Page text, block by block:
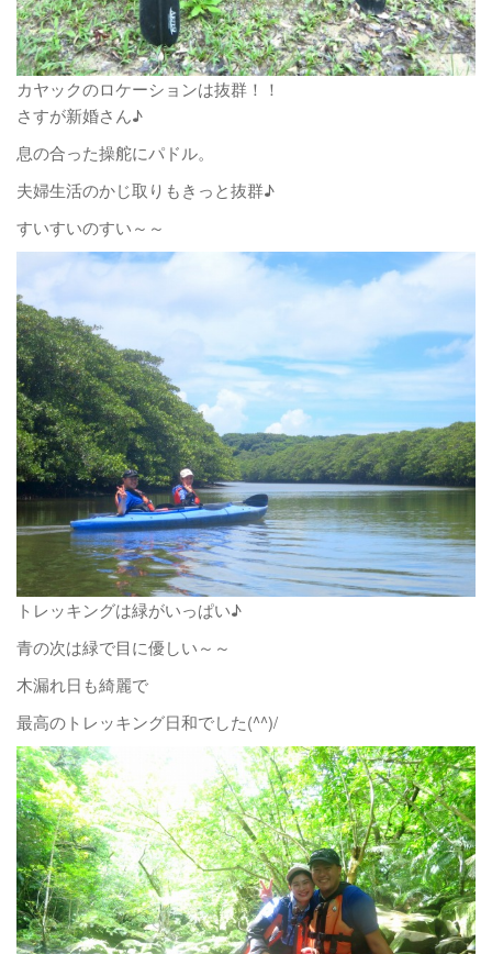
カヤックのロケーションは抜群！！
さすが新婚さん♪
息の合った操舵にパドル。
夫婦生活のかじ取りもきっと抜群♪
すいすいのすい～～
トレッキングは緑がいっぱい♪
青の次は緑で目に優しい～～
木漏れ日も綺麗で
最高のトレッキング日和でした(^^)/